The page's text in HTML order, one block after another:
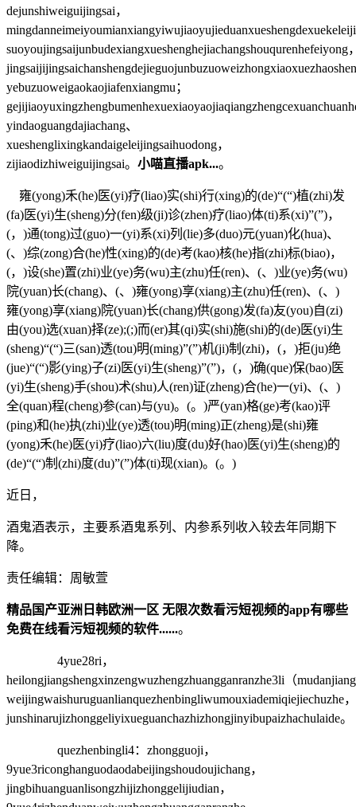
dejunshiweiguijingsai，
suoyoujingsaijunbudexiangxueshenghejiachangshouqurenhefeiyong
yebuzuoweigaokaojiafenxiangmu；
yindaoguangdajiachang、
xueshenglixingkandaigeleijingsaihuodong，
zijiaodizhiweiguijingsai。 小喵直播apk...。
雍(yong)禾(he)医(yi)疗(liao)实(shi)行(xing)的(de)“(“)植(zhi)发
(fa)医(yi)生(sheng)分(fen)级(ji)诊(zhen)疗(liao)体(ti)系(xi)”(”)，
(，)通(tong)过(guo)一(yi)系(xi)列(lie)多(duo)元(yuan)化(hua)、
(、)综(zong)合(he)性(xing)的(de)考(kao)核(he)指(zhi)标(biao)，
(，)设(she)置(zhi)业(ye)务(wu)主(zhu)任(ren)、(、)业(ye)务(wu)
院(yuan)长(chang)、(、)雍(yong)享(xiang)主(zhu)任(ren)、(、)
雍(yong)享(xiang)院(yuan)长(chang)供(gong)发(fa)友(you)自(zi)
由(you)选(xuan)择(ze);(;)而(er)其(qi)实(shi)施(shi)的(de)医(yi)生
(sheng)“(“)三(san)透(tou)明(ming)”(”)机(ji)制(zhi)，(，)拒(ju)绝
(jue)“(“)影(ying)子(zi)医(yi)生(sheng)”(”)，(，)确(que)保(bao)医
(yi)生(sheng)手(shou)术(shu)人(ren)证(zheng)合(he)一(yi)、(、)
全(quan)程(cheng)参(can)与(yu)。(。)严(yan)格(ge)考(kao)评
(ping)和(he)执(zhi)业(ye)透(tou)明(ming)正(zheng)是(shi)雍
(yong)禾(he)医(yi)疗(liao)六(liu)度(du)好(hao)医(yi)生(sheng)的
(de)“(“)制(zhi)度(du)”(”)体(ti)现(xian)。(。)
近日，
酒鬼酒表示，主要系酒鬼系列、内参系列收入较去年同期下
降。
责任编辑：周敏萱
精品国产亚洲日韩欧洲一区 无限次数看污短视频的app有哪些
免费在线看污短视频的软件......。
4yue28ri，
heilongjiangshengxinzengwuzhengzhuangganranzhe3li（
weijingwaishuruguanlianquezhenbingliwumouxiademiqiejiechuzhe，
junshinarujizhonggeliyixueguanchazhizhongjinyibupaizhachulaide。
quezhenbingli4：zhongguoji，
9yue3riconghanguodaodabeijingshoudoujichang，
jingbihuanguanlisongzhijizhonggelijiudian，